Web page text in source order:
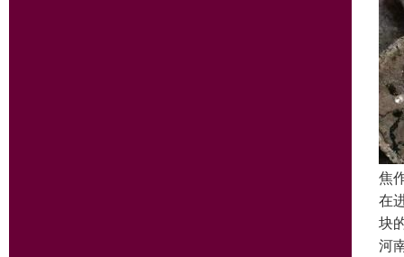
焦
在
块
河